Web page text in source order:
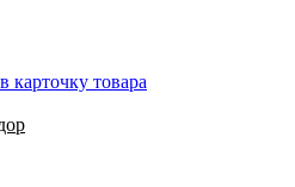
карточку товара